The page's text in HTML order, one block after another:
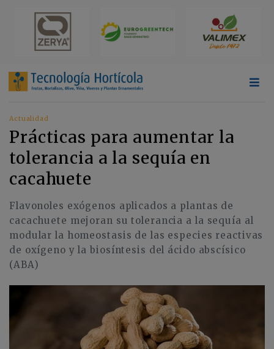
Actualidad
Prácticas para aumentar la
tolerancia a la sequía en
cacahuete
Flavonoles exógenos aplicados a plantas de
cacachuete mejoran su tolerancia a la sequía al
modular la homeostasis de las especies reactivas
de oxígeno y la biosíntesis del ácido abscísico
(ABA)